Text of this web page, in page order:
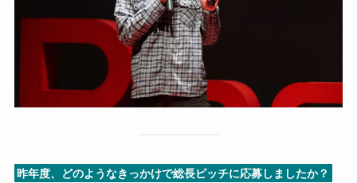
昨年度、どのようなきっかけで総長ピッチに応募しましたか？